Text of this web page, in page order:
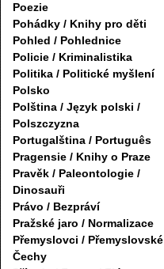
Poezie
Pohádky / Knihy pro děti
Pohled / Pohlednice
Policie / Kriminalistika
Politika / Politické myšlení
Polsko
Polština / Język polski /
Polszczyzna
Portugalština / Português
Pragensie / Knihy o Praze
Pravěk / Paleontologie /
Dinosauři
Právo / Bezpráví
Pražské jaro / Normalizace
Přemyslovci / Přemyslovské
Čechy